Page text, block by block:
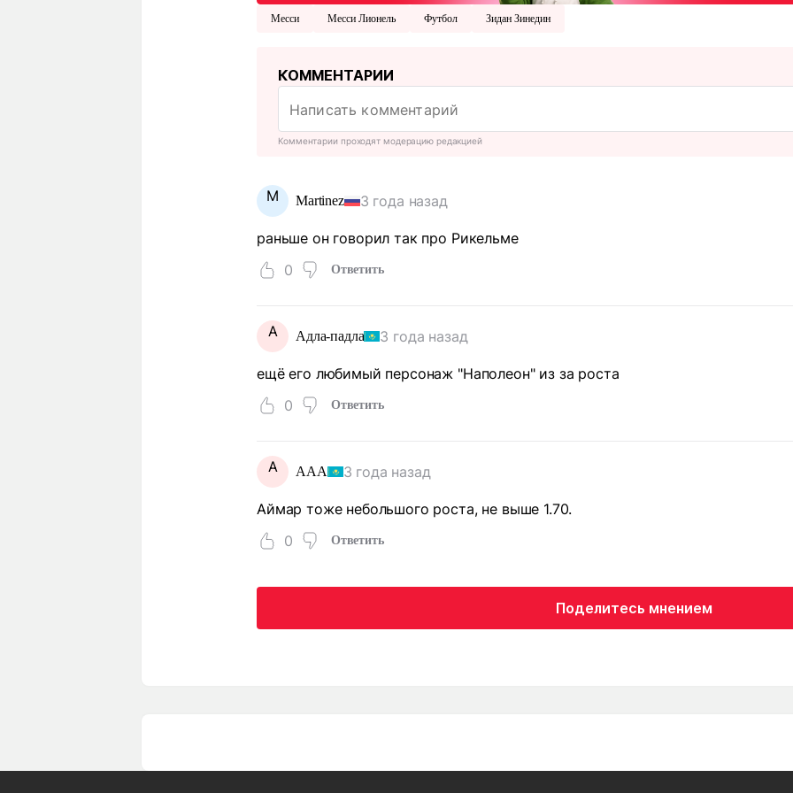
Месси Месси Лионель Футбол Зидан Зинедин
КОММЕНТАРИИ
Комментарии проходят модерацию редакцией
M Martinez 3 года назад
раньше он говорил так про Рикельме
0
Ответить
А Адла-падла 3 года назад
ещё его любимый персонаж "Наполеон" из за роста
0
Ответить
A AAA 3 года назад
Аймар тоже небольшого роста, не выше 1.70.
0
Ответить
Поделитесь мнением